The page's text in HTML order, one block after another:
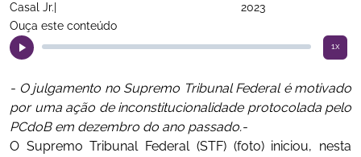
Casal Jr.|
2023
Ouça este conteúdo
1x
- O julgamento no Supremo Tribunal Federal é motivado
por uma ação de inconstitucionalidade protocolada pelo
PCdoB em dezembro do ano passado.-
O Supremo Tribunal Federal (STF) (foto) iniciou, nesta